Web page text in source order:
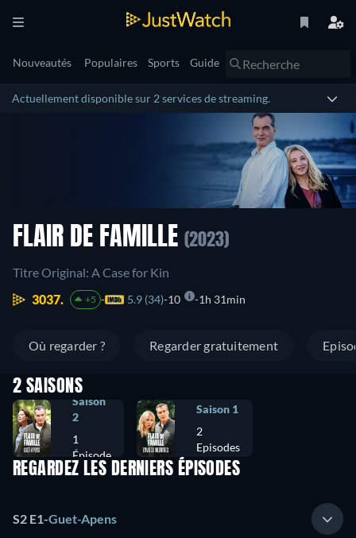
Nouveautés Populaires Sports Guide
Actuellement disponible sur 2 services de streaming.
FLAIR DE FAMILLE (2023)
Titre Original: A Case for Kin
3037.
+5 5.9 (34) 10 1h 31min
Où regarder ? Regarder gratuitement
2 SAISONS
Saison
2
1
Épisode
Saison 1
2
Episodes
REGARDEZ LES DERNIERS ÉPISODES
S2 E1-Guet-Apens